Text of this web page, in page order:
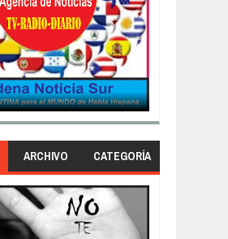
ARCHIVO CATEGORÍA